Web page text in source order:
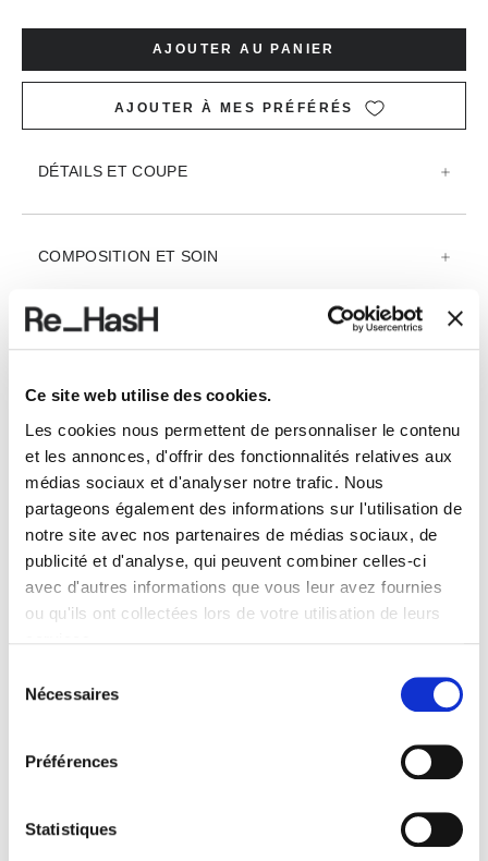
Ce site web utilise des cookies.
Les cookies nous permettent de personnaliser le contenu
et les annonces, d'offrir des fonctionnalités relatives aux
médias sociaux et d'analyser notre trafic. Nous
partageons également des informations sur l'utilisation de
notre site avec nos partenaires de médias sociaux, de
publicité et d'analyse, qui peuvent combiner celles-ci
avec d'autres informations que vous leur avez fournies
ou qu'ils ont collectées lors de votre utilisation de leurs
Nécessaires
Préférences
Statistiques
AJOUTER AU PANIER
AJOUTER À MES PRÉFÉRÉS
DÉTAILS ET COUPE
COMPOSITION ET SOIN
REF.:24I2030P604B4V021NL
produits proposés